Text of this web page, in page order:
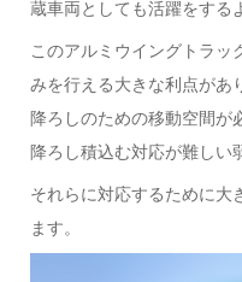
蔵車両としても活躍をする
このアルミウイングトラッ
みを行える大きな利点があ
降ろしのための移動空間が
降ろし積込む対応が難しい
それらに対応するために大
ます。